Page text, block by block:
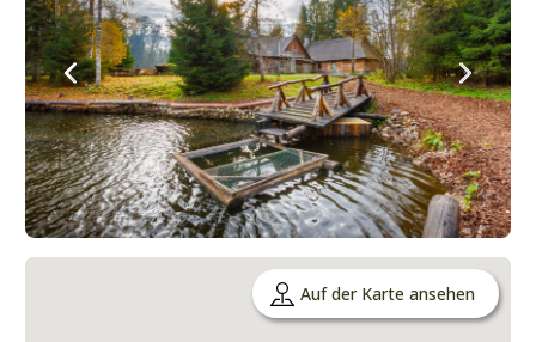
Auf der Karte ansehen